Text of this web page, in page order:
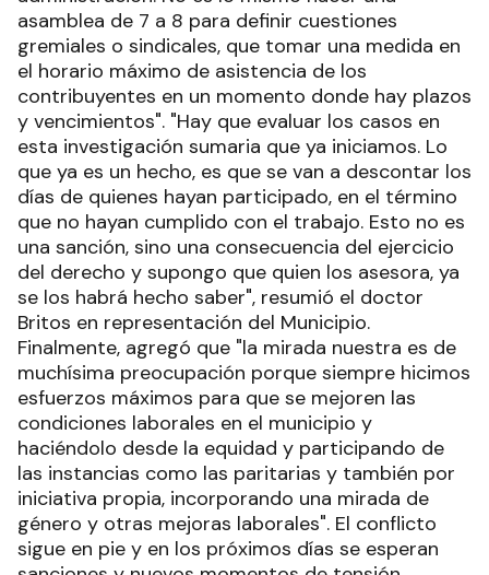
asamblea de 7 a 8 para definir cuestiones
gremiales o sindicales, que tomar una medida en
el horario máximo de asistencia de los
contribuyentes en un momento donde hay plazos
y vencimientos". "Hay que evaluar los casos en
esta investigación sumaria que ya iniciamos. Lo
que ya es un hecho, es que se van a descontar los
días de quienes hayan participado, en el término
que no hayan cumplido con el trabajo. Esto no es
una sanción, sino una consecuencia del ejercicio
del derecho y supongo que quien los asesora, ya
se los habrá hecho saber", resumió el doctor
Britos en representación del Municipio.
Finalmente, agregó que "la mirada nuestra es de
muchísima preocupación porque siempre hicimos
esfuerzos máximos para que se mejoren las
condiciones laborales en el municipio y
haciéndolo desde la equidad y participando de
las instancias como las paritarias y también por
iniciativa propia, incorporando una mirada de
género y otras mejoras laborales". El conflicto
sigue en pie y en los próximos días se esperan